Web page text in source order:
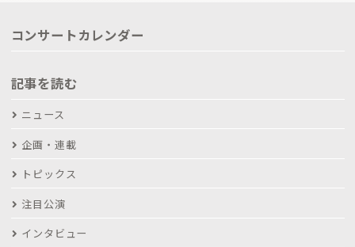
コンサートカレンダー
記事を読む
ニュース
企画・連載
トピックス
注目公演
インタビュー